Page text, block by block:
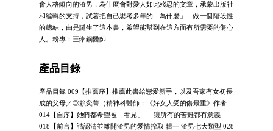
會人格傾向的渣男，為什麼會對愛人如此殘忍的文章，承蒙出版社
和編輯的支持，試著把自己思考多年的「為什麼」，做一個階段性
的總結，由是誕生了這本書，希望能幫到在這方面有所需要的傷心
人。粉專：王俸鋼醫師
產品目錄
產品目錄 009【推薦序】推薦此書給戀愛新手，以及吾家有女初長
成的父母／◎賴奕菁（精神科醫師；《好女人受的傷最重》作者
014【自序】她們都希望被「看見」──讓所有的苦難都有意義
018【前言】請認清並離開渣男的愛情搾取 輯一 渣男七大類型 028